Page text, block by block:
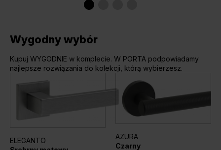
Wygodny wybór
Kupuj WYGODNIE w komplecie. W PORTA podpowiadamy
najlepsze rozwiązania do kolekcji, którą wybierzesz.
ELEGANTO
AZURA
Czarny